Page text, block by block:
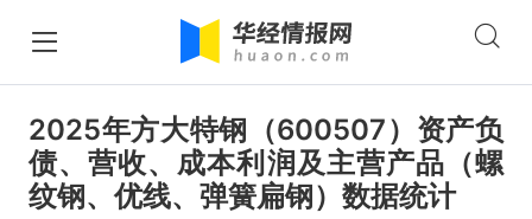
2025年方大特钢（600507）资产负
债、营收、成本利润及主营产品（螺
纹钢、优线、弹簧扁钢）数据统计